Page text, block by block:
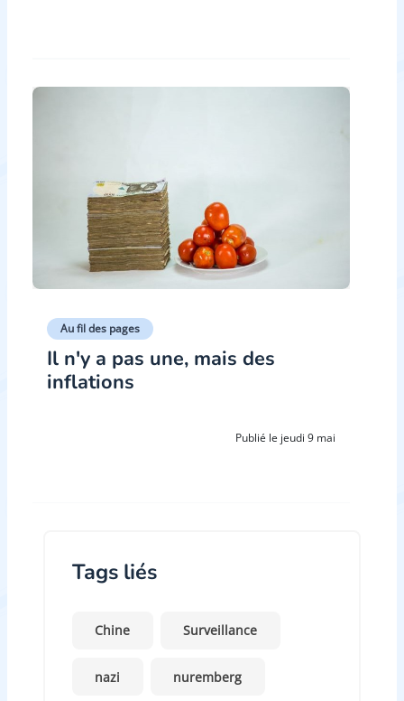
Au fil des pages
Il n'y a pas une, mais des
inflations
Publié le jeudi 9 mai
Tags liés
Chine Surveillance
nazi nuremberg